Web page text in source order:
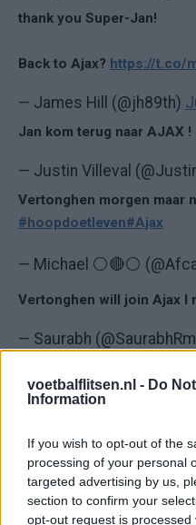
voetbalflitsen.nl - Do
Information
If you wish to opt-out of the
processing of your personal
targeted advertising by us,
section to confirm your
opt-out request is
thank you Super-Jan!
Back to Ajax? https://t.co/
— James Hill (@jh89th)
Jan kom terug naar AJAX !
— Justin Villeval
Vertonghen morgen maar
#hoopdoetleven#Ajax
— Michael ⚪🔴⚪
Vertonghen will join Ajax I
— Saurabh
Ik heb heel stiekem toch
Vertonghen terug keert
Ajax Feyenoord
Ajax richt pijlen op